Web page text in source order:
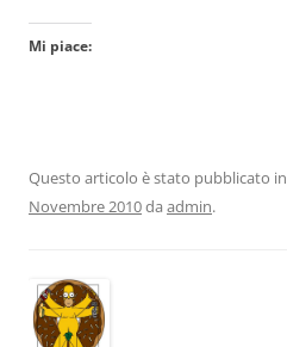
Mi piace:
Questo articolo è stato pubblicato in
Novembre 2010da admin.